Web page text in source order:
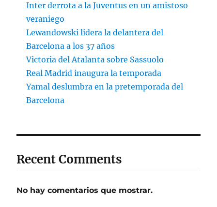
Inter derrota a la Juventus en un amistoso
veraniego
Lewandowski lidera la delantera del
Barcelona a los 37 años
Victoria del Atalanta sobre Sassuolo
Real Madrid inaugura la temporada
Yamal deslumbra en la pretemporada del
Barcelona
Recent Comments
No hay comentarios que mostrar.